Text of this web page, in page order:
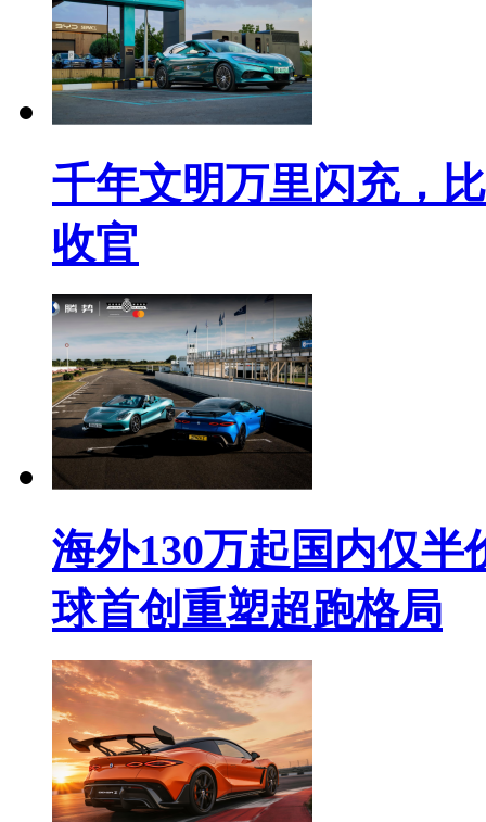
千年文明万里闪充，
收官
海外130万起国内仅
球首创重塑超跑格局